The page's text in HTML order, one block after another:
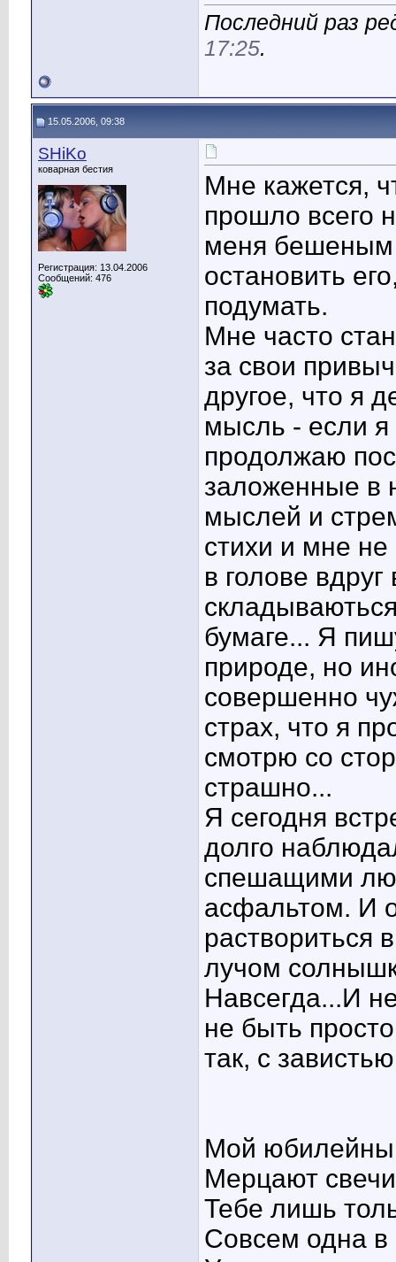
Последний раз
17:25.
15.05.2006, 09:38
SHiKo
коварная бестия
Регистрация: 13.04.2006
Сообщений: 476
Мне кажется,
прошло всего
меня бешеным
остановить
подумать.
Мне часто
за свои
другое, что я
мысль - если я
продолжаю
заложенные в
мыслей и
стихи и мне
в голове
бумаге... Я
природе, но
совершенно
страх, что я
смотрю со
страшно...
Я сегодня
долго
спешащими
асфальтом. И
раствориться
лучом
Навсегда...И
не быть
так, с
Мой
Мерцают
Тебе лишь
Совсем одна в